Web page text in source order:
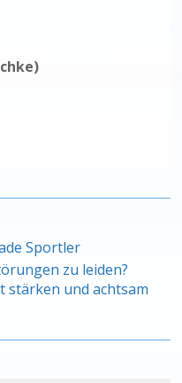
Sportler
zu leiden?
stärken und achtsam